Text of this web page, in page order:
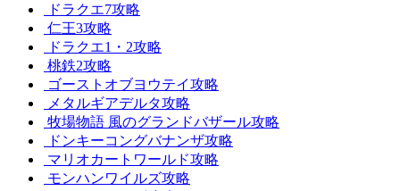
ドラクエ7攻略
仁王3攻略
ドラクエ1・2攻略
桃鉄2攻略
ゴーストオブヨウテイ攻略
メタルギアデルタ攻略
牧場物語 風のグランドバザール攻略
ドンキーコングバナンザ攻略
マリオカートワールド攻略
モンハンワイルズ攻略